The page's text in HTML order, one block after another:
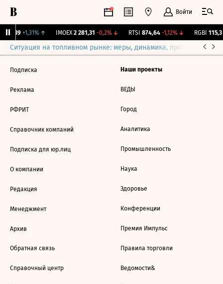
Войти
12,239 +1,31%↑ IMOEX 2 281,31 -0,2%↓ RTSI 874,64 -1,12%↓ RGBI 115,3
Ситуация на топливном рынке: меры, динамика, прогнозы
Подписка
Реклама
РФРИТ
Справочник компаний
Подписка для юр.лиц
О компании
Редакция
Менеджмент
Архив
Обратная связь
Справочный центр
Наши проекты
ВЕДЫ
Город
Аналитика
Промышленность
Наука
Здоровье
Конференции
Премия Импульс
Правила торговли
Ведомости&